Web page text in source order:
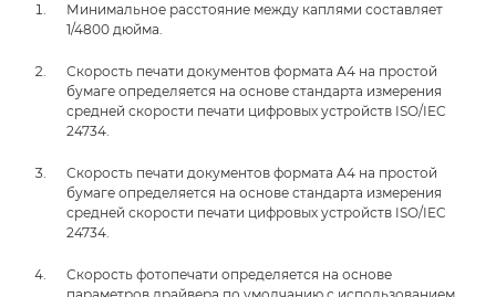
Минимальное расстояние между каплями составляет
1/4800 дюйма.
Скорость печати документов формата A4 на простой
бумаге определяется на основе стандарта измерения
средней скорости печати цифровых устройств ISO/IEC
24734.
Скорость печати документов формата A4 на простой
бумаге определяется на основе стандарта измерения
средней скорости печати цифровых устройств ISO/IEC
24734.
Скорость фотопечати определяется на основе